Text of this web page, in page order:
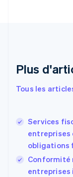
Plus
Tous les
Services
entreprises
obligations
Conformité
entreprises
Danemark
English
Émirats
EspañolEnglish
Estonie
English
États-Unis
EnglishEspañol
Finlande